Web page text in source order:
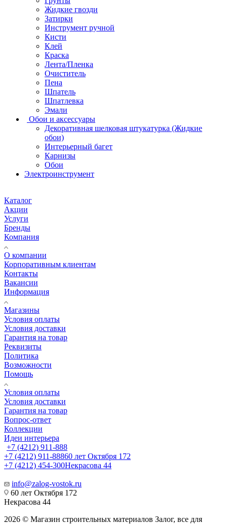
Жидкие гвозди
Затирки
Инструмент ручной
Кисти
Клей
Краска
Лента/Пленка
Очиститель
Пена
Шпатель
Шпатлевка
Эмали
Обои и аксессуары
Декоративная шелковая штукатурка (Жидкие
обои)
Интерьерный багет
Карнизы
Обои
Электроинструмент
Каталог
Акции
Услуги
Бренды
Компания
О компании
Корпоративным клиентам
Контакты
Вакансии
Информация
Магазины
Условия оплаты
Условия доставки
Гарантия на товар
Реквизиты
Политика
Возможности
Помощь
Условия оплаты
Условия доставки
Гарантия на товар
Вопрос-ответ
Коллекции
Идеи интерьера
+7 (4212) 911-888
+7 (4212) 911-88860 лет Октября 172
+7 (4212) 454-300Некрасова 44
info@zalog-vostok.ru
60 лет Октября 172
Некрасова 44
2026 © Магазин строительных материалов Залог, все для